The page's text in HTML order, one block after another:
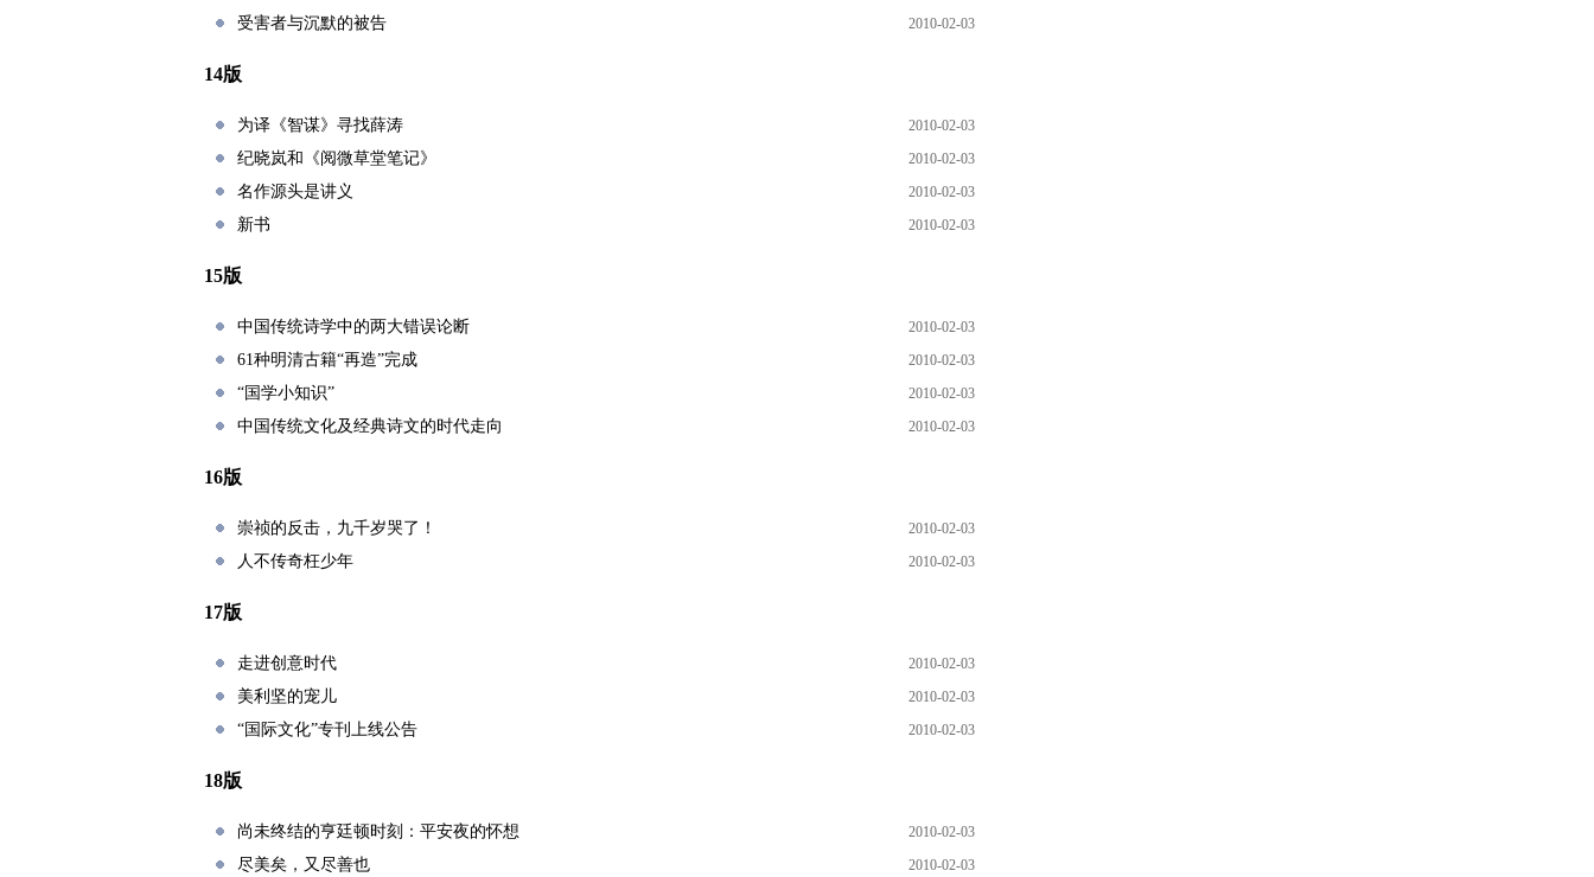
受害者与沉默的被告 2010-02-03
14版
为译《智谋》寻找薛涛 2010-02-03
纪晓岚和《阅微草堂笔记》 2010-02-03
名作源头是讲义 2010-02-03
新书 2010-02-03
15版
中国传统诗学中的两大错误论断 2010-02-03
61种明清古籍“再造”完成 2010-02-03
“国学小知识” 2010-02-03
中国传统文化及经典诗文的时代走向 2010-02-03
16版
崇祯的反击，九千岁哭了！ 2010-02-03
人不传奇枉少年 2010-02-03
17版
走进创意时代 2010-02-03
美利坚的宠儿 2010-02-03
“国际文化”专刊上线公告 2010-02-03
18版
尚未终结的亨廷顿时刻：平安夜的怀想 2010-02-03
尽美矣，又尽善也 2010-02-03